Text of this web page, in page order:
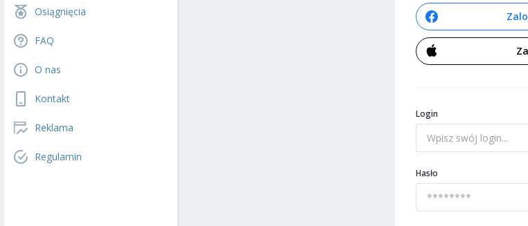
Osiągnięcia
FAQ
O nas
Kontakt
Reklama
Regulamin
Login
Hasło